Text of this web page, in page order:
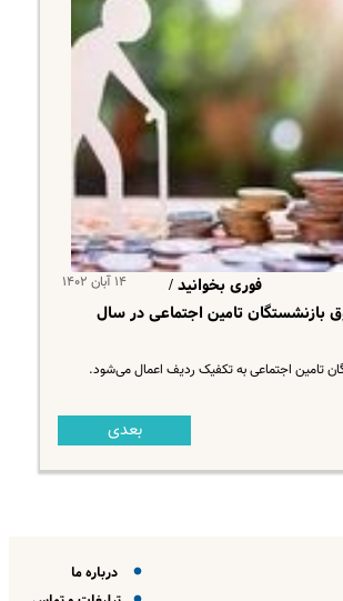
۱۴ آبان ۱۴۰۲
فوری بخوانید /
بازنشستگان تامین اجتماعی در سال
تامین اجتماعی به تکفیک ردیف اعمال می‌شود.
بعدی
درباره ما